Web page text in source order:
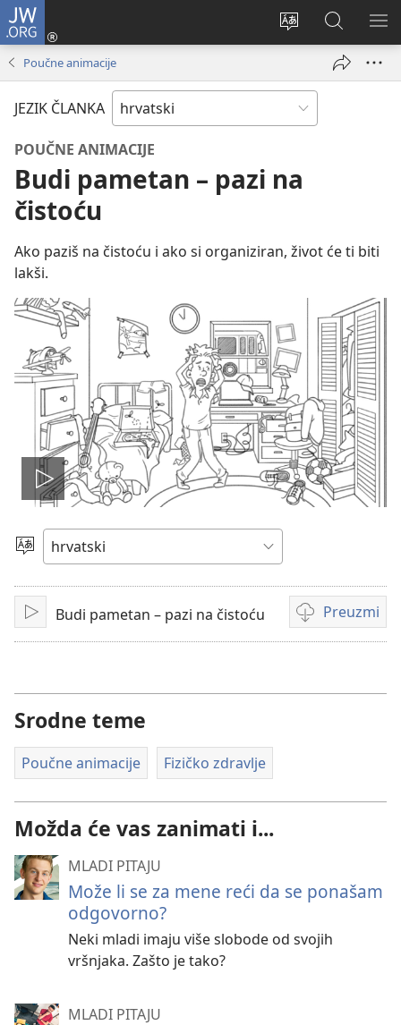
JW.ORG
Promijeni
Prijava
(otvara
prozor)
JW.ORG
|
Pretraga
Poučne animacije
JEZIK ČLANKA
POUČNE ANIMACIJE
Budi pametan – pazi na
čistoću
Ako paziš na čistoću i ako si organiziran, život će ti biti
lakši.
Pokreni
video
Jezik
PokreniBudi pametan – pazi na čistoću Preuzmi
Postavke
za
Srodne teme
Poučne animacije Fizičko zdravlje
Možda će vas zanimati i...
MLADI PITAJU
Može li se za mene reći da se ponašam
odgovorno?
Neki mladi imaju više slobode od svojih
vršnjaka. Zašto je tako?
MLADI PITAJU